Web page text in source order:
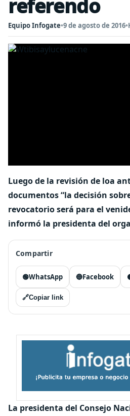
referendo
Equipo Infogate•9 de agosto de 2016•
Luego de la revisión de loa
documentos “la decisión
revocatorio será para el
informó la presidenta del
Compartir
🟢WhatsApp 🔵Facebook
🔗Copiar link
La presidenta del Consejo